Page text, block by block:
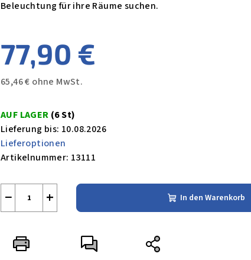
Beleuchtung für ihre Räume suchen.
77,90 €
65,46 € ohne MwSt.
AUF LAGER (6 St)
Lieferung bis: 10.08.2026
Lieferoptionen
Artikelnummer: 13111
+
− In den Warenkorb